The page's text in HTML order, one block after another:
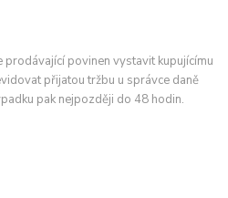
prodávající povinen vystavit kupujícímu
přijatou tržbu u správce daně
pak nejpozději do 48 hodin.